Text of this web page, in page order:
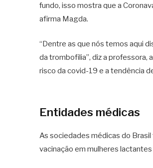
fundo, isso mostra que a
afirma Magda.
“Dentre as que nós temos aqui
da trombofilia”, diz a
risco da covid-19 e a tendência
Entidades médicas
As sociedades médicas do
vacinação em mulheres